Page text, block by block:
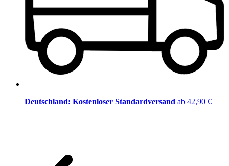
Deutschland: Kostenloser Standardversand ab 42,90 €